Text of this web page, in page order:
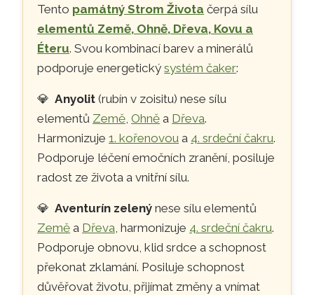
Tento památný Strom Života čerpá sílu
elementů Země, Ohně, Dřeva, Kovu a
Éteru. Svou kombinací barev a minerálů
podporuje energetickýsystém čaker:
💎Anyolit (rubín v zoisitu) nese sílu
elementů Země,Ohně a Dřeva.
Harmonizuje1. kořenovou a 4. srdeční čakru.
Podporuje léčení emočních zranění, posiluje
radost ze života a vnitřní sílu.
💎Aventurín zelený nese sílu elementů
Země a Dřeva, harmonizuje 4. srdeční čakru.
Podporuje obnovu, klid srdce a schopnost
překonat zklamání. Posiluje schopnost
důvěřovat životu, přijímat změny a vnímat